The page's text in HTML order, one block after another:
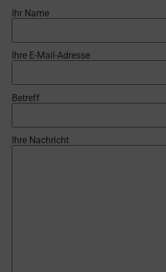
Ihr Name
Ihre E-Mail-Adresse
Betreff
Ihre Nachricht